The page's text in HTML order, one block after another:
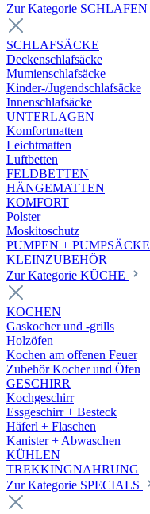
Zur Kategorie SCHLAFEN
SCHLAFSÄCKE
Deckenschlafsäcke
Mumienschlafsäcke
Kinder-/Jugendschlafsäcke
Innenschlafsäcke
UNTERLAGEN
Komfortmatten
Leichtmatten
Luftbetten
FELDBETTEN
HÄNGEMATTEN
KOMFORT
Polster
Moskitoschutz
PUMPEN + PUMPSÄCKE
KLEINZUBEHÖR
Zur Kategorie KÜCHE
KOCHEN
Gaskocher und -grills
Holzöfen
Kochen am offenen Feuer
Zubehör Kocher und Öfen
GESCHIRR
Kochgeschirr
Essgeschirr + Besteck
Häferl + Flaschen
Kanister + Abwaschen
KÜHLEN
TREKKINGNAHRUNG
Zur Kategorie SPECIALS